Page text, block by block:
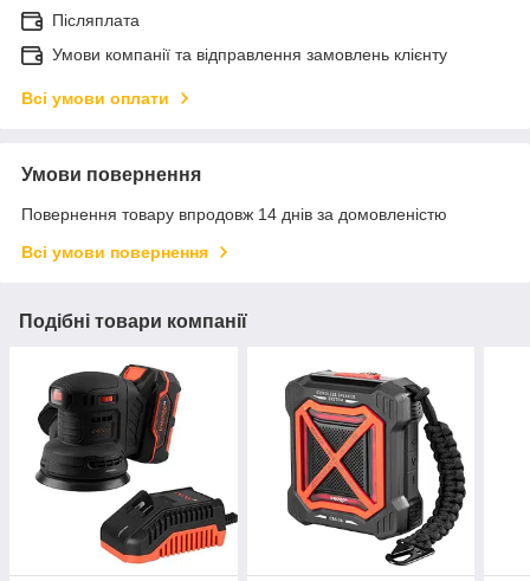
Післяплата
Умови компанії та відправлення замовлень клієнту
Всі умови оплати
Умови повернення
Повернення товару впродовж 14 днів за домовленістю
Всі умови повернення
Подібні товари компанії